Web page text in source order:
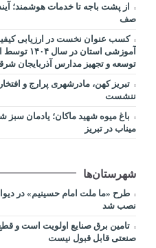
11:27
تأکید مدیرعامل سازمان
جایگاه استراتژیک روابط عمومی
از پشت باجه تا خدمات هوشمند؛
صف
کسب عنوان نخست در ارزیابی
آموزشی استان
توسعه و تجهیز مدارس آذربایجان
تبریز کهن، مادرشهری پرارج و
ننشست
باغ میوه شهید ماکان؛ یادمان سبز
میناب در تبریز
شهرستان‌ها
طرح «ما ملت امام حسینیم» در
نصب شد
تامین برق صنایع اولویت است و
صنعتی قابل قبول نیست